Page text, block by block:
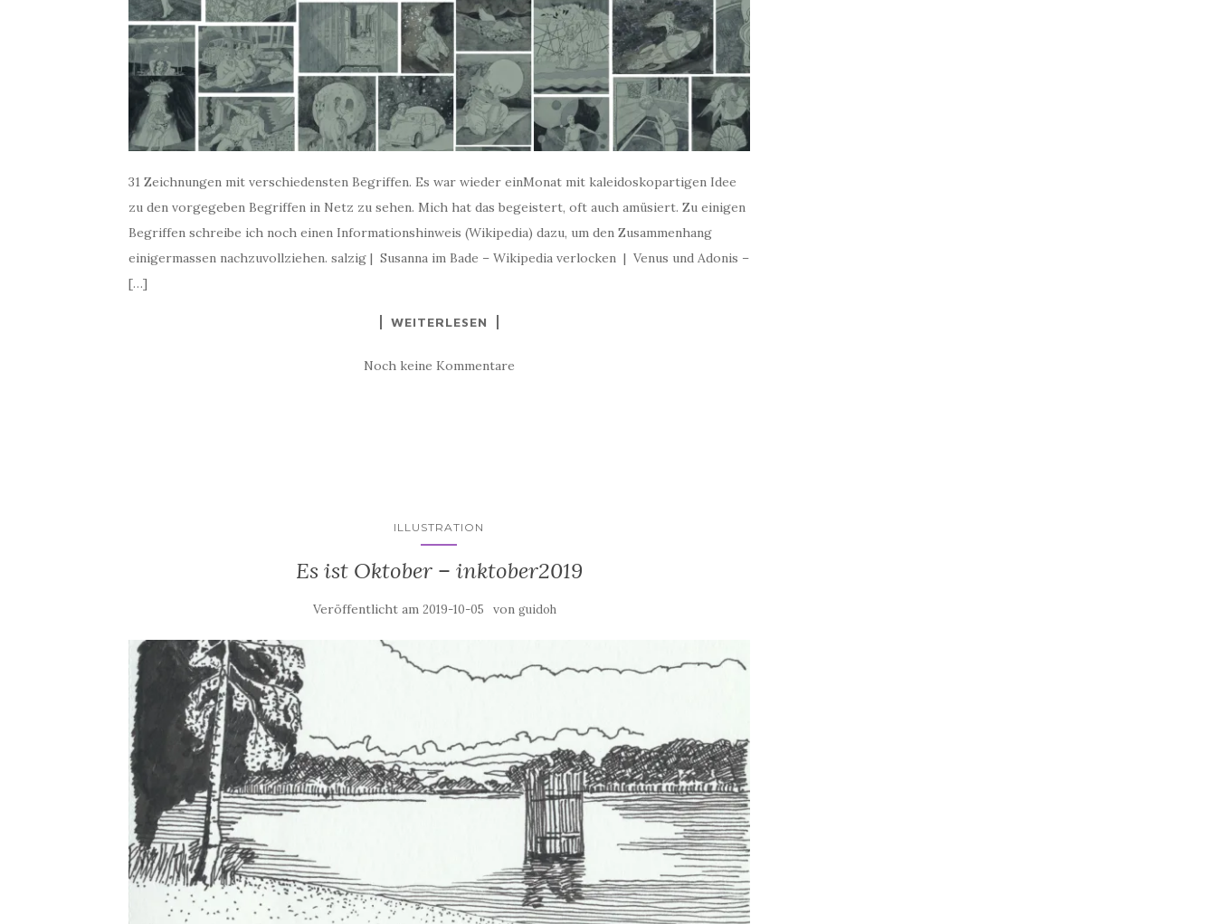
31 Zeichnungen mit verschiedensten Begriffen. Es war wieder einMonat mit kaleidoskopartigen Idee
zu den vorgegeben Begriffen in Netz zu sehen. Mich hat das begeistert, oft auch amüsiert. Zu einigen
Begriffen schreibe ich noch einen Informationshinweis (Wikipedia) dazu, um den Zusammenhang
einigermassen nachzuvollziehen. salzig | Susanna im Bade – Wikipedia verlocken | Venus und Adonis –
[…]
WEITERLESEN
Noch keine Kommentare
ILLUSTRATION
Es ist Oktober – inktober2019
Veröffentlicht am 2019-10-05 von guidoh